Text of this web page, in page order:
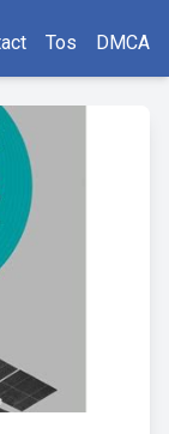
Tos DMCA